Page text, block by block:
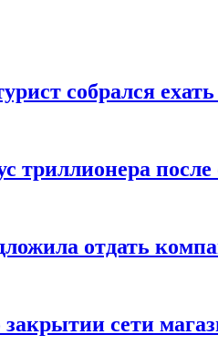
собрался
триллионера
отдать
сети